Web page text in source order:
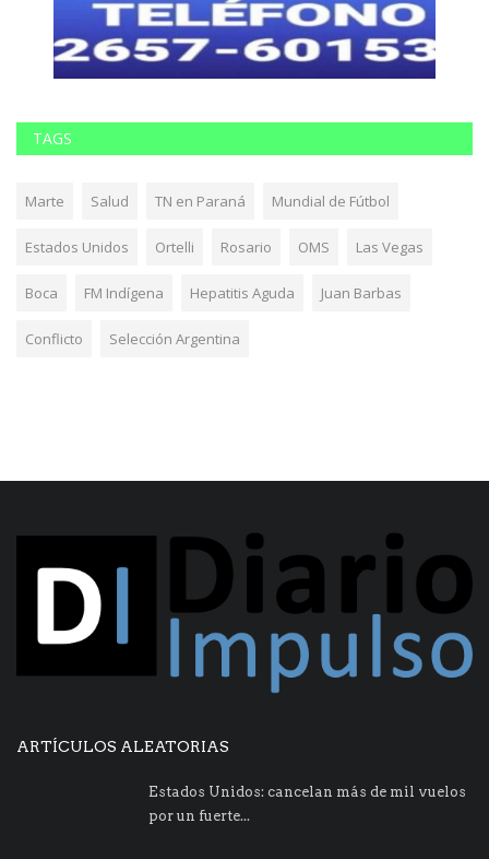
TAGS
Marte Salud TN en Paraná Mundial de Fútbol
Estados Unidos Ortelli Rosario OMS Las Vegas
Boca FM Indígena Hepatitis Aguda Juan Barbas
Conflicto Selección Argentina
ARTÍCULOS ALEATORIAS
Estados Unidos: cancelan más de mil vuelos
por un fuerte...